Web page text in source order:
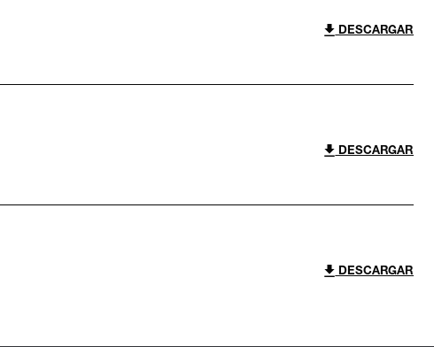
DESCARGAR
DESCARGAR
DESCARGAR